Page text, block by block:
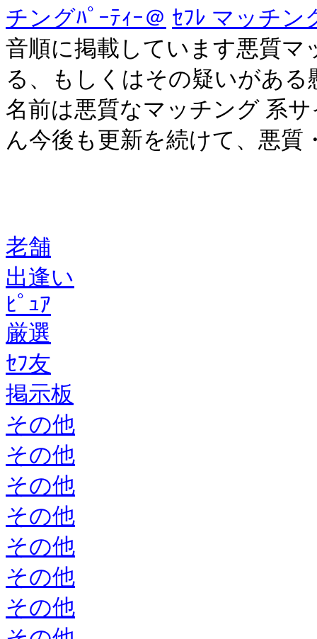
チングﾊﾟｰﾃｨｰ＠ ｾﾌﾚ マッチン
音順に掲載しています悪質
る、もしくはその疑いがあ
名前は悪質なマッチング 系
ん今後も更新を続けて、悪質
老舗
出逢い
ﾋﾟｭｱ
厳選
ｾﾌ友
掲示板
その他
その他
その他
その他
その他
その他
その他